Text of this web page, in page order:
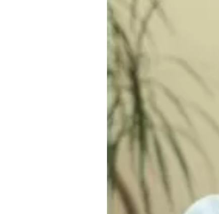
Придорожные кафе
Другие рубрики
Реестр туроператоров
Реестр туристических
агентств Алтайского края
Обращения граждан
Противодействие коррупции